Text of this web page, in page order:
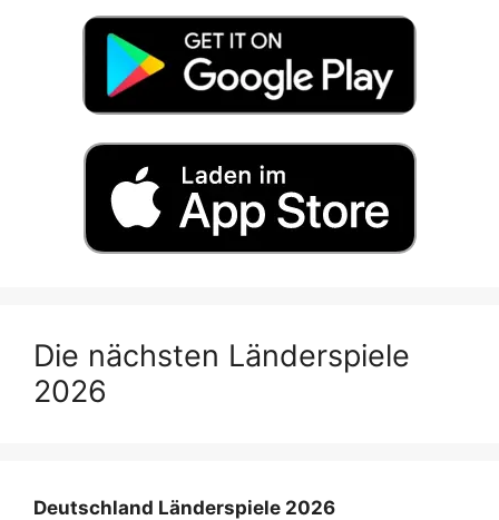
Die nächsten Länderspiele
2026
Deutschland Länderspiele 2026